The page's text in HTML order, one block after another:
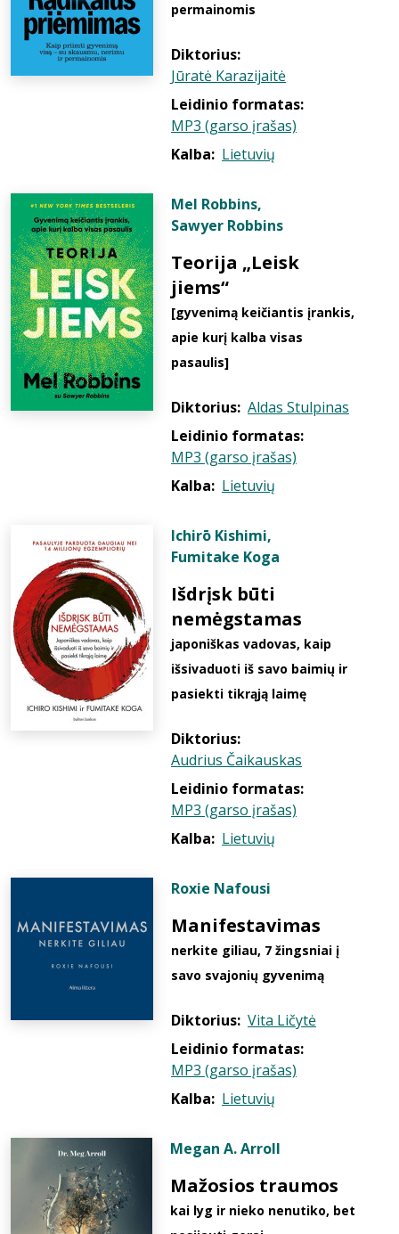
permainomis
Diktorius:
Jūratė Karazijaitė
Leidinio formatas:
MP3 (garso įrašas)
Kalba: Lietuvių
Mel Robbins,
Sawyer Robbins
Teorija „Leisk
jiems“
[gyvenimą keičiantis įrankis,
apie kurį kalba visas
pasaulis]
Diktorius: Aldas Stulpinas
Leidinio formatas:
MP3 (garso įrašas)
Kalba: Lietuvių
Ichirō Kishimi,
Fumitake Koga
Išdrįsk būti
nemėgstamas
japoniškas vadovas, kaip
išsivaduoti iš savo baimių ir
pasiekti tikrąją laimę
Diktorius:
Audrius Čaikauskas
Leidinio formatas:
MP3 (garso įrašas)
Kalba: Lietuvių
Roxie Nafousi
Manifestavimas
nerkite giliau, 7 žingsniai į
savo svajonių gyvenimą
Diktorius: Vita Ličytė
Leidinio formatas:
MP3 (garso įrašas)
Kalba: Lietuvių
Megan A. Arroll
Mažosios traumos
kai lyg ir nieko nenutiko, bet